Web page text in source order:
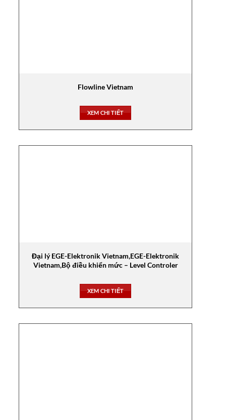
Flowline Vietnam
XEM CHI TIẾT
Đại lý EGE-Elektronik Vietnam,EGE-Elektronik
Vietnam,Bộ điều khiển mức – Level Controler
XEM CHI TIẾT